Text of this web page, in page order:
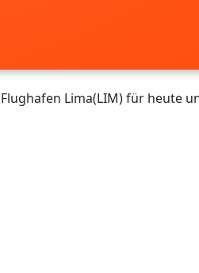
Lima(LIM) für heute